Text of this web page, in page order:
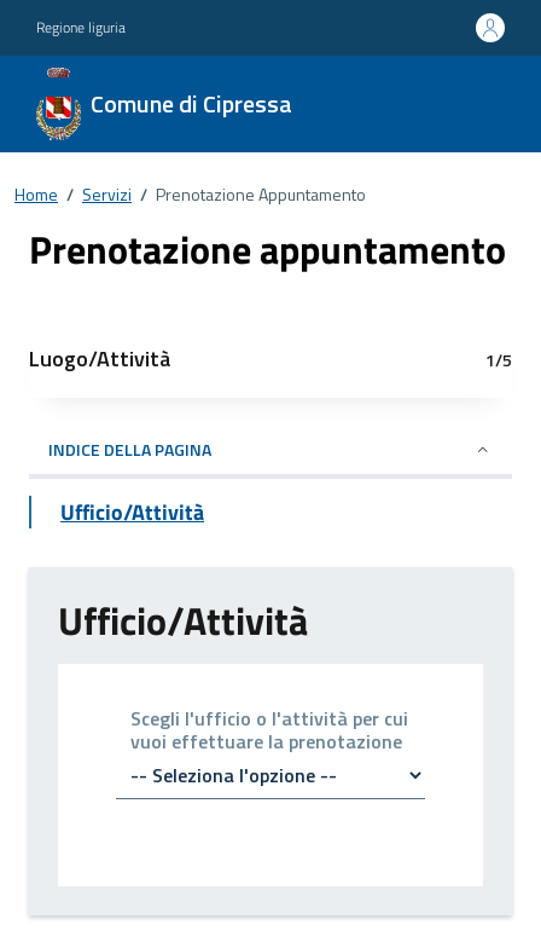
Regione liguria
Comune di Cipressa
Home / Servizi / Prenotazione Appuntamento
Prenotazione appuntamento
Luogo/Attività 1/5
INDICE DELLA PAGINA
Ufficio/Attività
Ufficio/Attività
Scegli l'ufficio o l'attività per cui
vuoi effettuare la prenotazione